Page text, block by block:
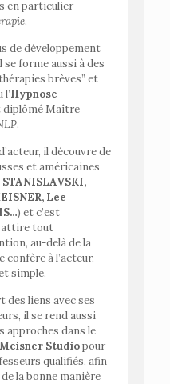
en particulier
.
de développement
forme aussi à des
brèves” et
l’Hypnose
diplômé Maître
.
il découvre de
et américaines
Lee
) et c’est
attire tout
au-delà de la
confère à l’acteur,
simple.
des liens avec ses
il se rend aussi
approches dans le
Studiopour
qualifiés, afin
la bonne manière